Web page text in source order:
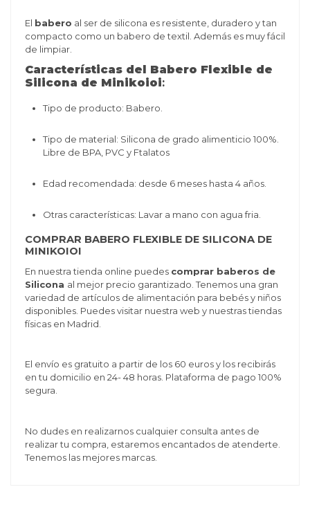
El babero al ser de silicona es resistente, duradero y tan
compacto como un babero de textil. Además es muy fácil
de limpiar.
Características del Babero Flexible de
Silicona de Minikoioi:
Tipo de producto: Babero.
Tipo de material: Silicona de grado alimenticio 100%.
Libre de BPA, PVC y Ftalatos
Edad recomendada: desde 6 meses hasta 4 años.
Otras características: Lavar a mano con agua fria.
COMPRAR BABERO FLEXIBLE DE SILICONA DE
MINIKOIOI
En nuestra tienda online puedes comprar baberos de
Silicona al mejor precio garantizado. Tenemos una gran
variedad de artículos de alimentación para bebés y niños
disponibles. Puedes visitar nuestra web y nuestras tiendas
físicas en Madrid.
El envío es gratuito a partir de los 60 euros y los recibirás
en tu domicilio en 24- 48 horas. Plataforma de pago 100%
segura.
No dudes en realizarnos cualquier consulta antes de
realizar tu compra, estaremos encantados de atenderte.
Tenemos las mejores marcas.